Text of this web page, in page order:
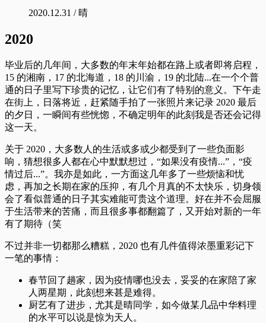
2020.12.31 / 晴
2020
毕业后的几年间，大多数的年末年始都在路上或者即将启程，
15 的湘南，17 的北海道，18 的川渝，19 的北陆...在一个个普
通的日子里写下珍贵的记忆，让它们有了特别的意义。下午走
在街上，日落将近，赶紧随手拍了一张照片来记录 2020 最后
的夕日，一瞬间有些恍惚，不确定明年的此刻我是否还会记得
这一天。
关于 2020，大多数人的生活或多或少都受到了一些负面影
响，猜想很多人都在心中默默想过，“如果没有疫情...”，“疫
情过后...”。我亦是如此，一方面这几年多了一些烦恼和忧
虑，再加之长期在家的压抑，有几个月真的不太快乐，切身领
会了看似普通的日子其实难能可贵这个道理。好在并不会屈服
于生活带来的苦痛，而且很多事都翻篇了，又开始对新的一年
有了期待（笑
不过并非一切都那么糟糕，2020 也有几件值得浓墨重彩记下
一笔的事情：
春节回了趟家，因为疫情哪也没去，妥妥的在家陪了家
人两星期，此刻想来甚是难得。
厨艺有了进步，尤其是晴同学，如今做某几品中华料理
的水平可以说是惊为天人。